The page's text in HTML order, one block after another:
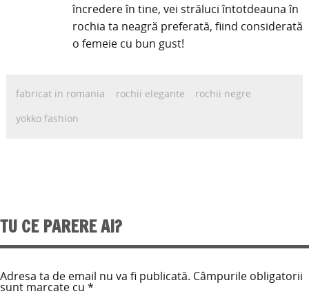
încredere în tine, vei străluci întotdeauna în
rochia ta neagră preferată, fiind considerată
o femeie cu bun gust!
fabricat in romania rochii elegante
rochii negre
yokko fashion
TU CE PARERE AI?
Adresa ta de email nu va fi publicată. Câmpurile obligatorii
sunt marcate cu *